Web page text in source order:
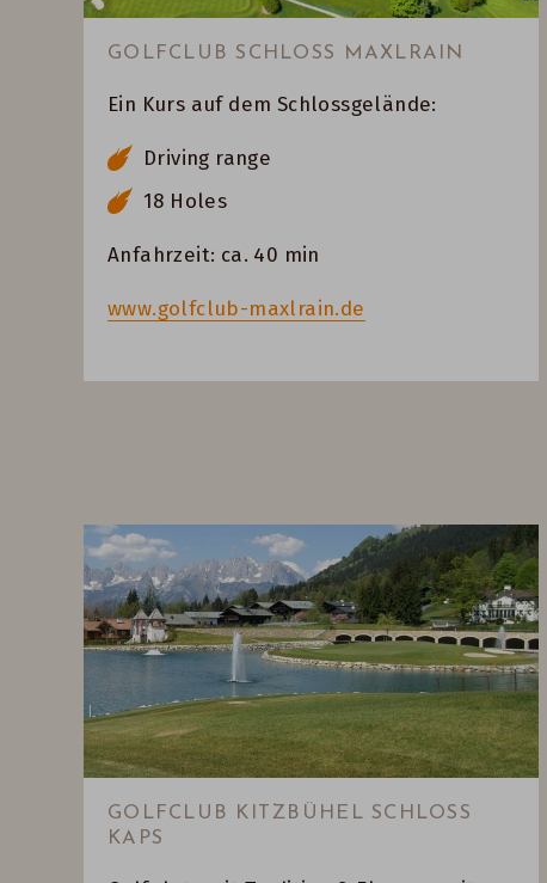
GOLFCLUB SCHLOSS MAXLRAIN
Ein Kurs auf dem Schlossgelände:
Driving range
18 Holes
Anfahrzeit: ca. 40 min
www.golfclub-maxlrain.de
GOLFCLUB KITZBÜHEL SCHLOSS
KAPS